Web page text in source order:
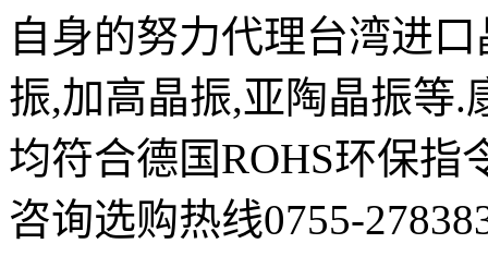
自身的努力代理台湾进
振,加高晶振,亚陶晶振等.
均符合德国ROHS环保指
咨询选购热线0755-